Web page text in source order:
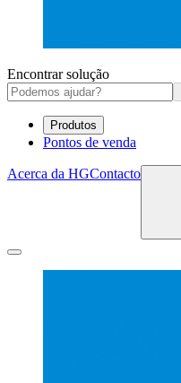
Encontrar solução
Produtos
Pontos de venda
Acerca da HGContacto